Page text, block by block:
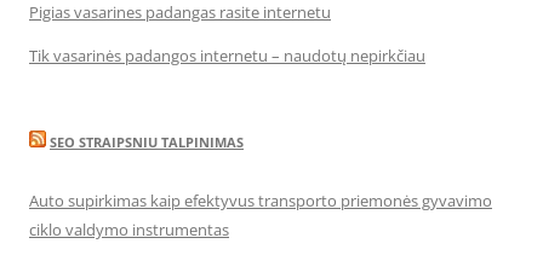
Pigias vasarines padangas rasite internetu
Tik vasarinės padangos internetu – naudotų nepirkčiau
SEO STRAIPSNIU TALPINIMAS
Auto supirkimas kaip efektyvus transporto priemonės gyvavimo
ciklo valdymo instrumentas